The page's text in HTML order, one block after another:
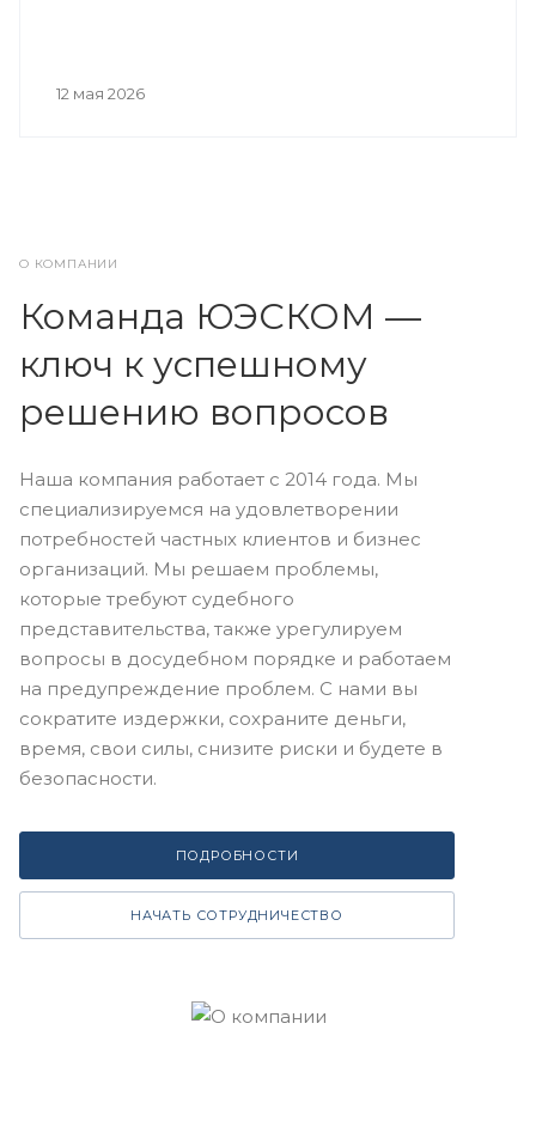
12 мая 2026
О КОМПАНИИ
Команда ЮЭСКОМ —
ключ к успешному
решению вопросов
Наша компания работает с 2014 года. Мы
специализируемся на удовлетворении
потребностей частных клиентов и бизнес
организаций. Мы решаем проблемы,
которые требуют судебного
представительства, также урегулируем
вопросы в досудебном порядке и работаем
на предупреждение проблем. С нами вы
сократите издержки, сохраните деньги,
время, свои силы, снизите риски и будете в
безопасности.
ПОДРОБНОСТИ
НАЧАТЬ СОТРУДНИЧЕСТВО